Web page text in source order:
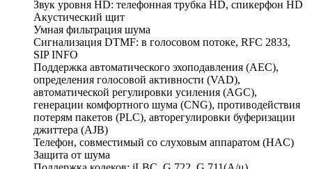
Звук уровня HD: телефонная трубка HD, спикерфон HD
Акустический щит
Умная фильтрация шума
Сигнализация DTMF: в голосовом потоке, RFC 2833,
SIP INFO
Поддержка автоматического эхоподавления (AEC),
определения голосовой активности (VAD),
автоматической регулировки усиления (AGC),
генерации комфортного шума (CNG), противодействия
потерям пакетов (PLC), авторегулировки буферизации
джиттера (AJB)
Телефон, совместимый со слуховым аппаратом (HAC)
Защита от шума